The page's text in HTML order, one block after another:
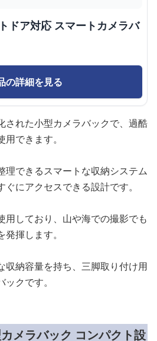
ドア対応 スマートカメラバ
の詳細を見る
された小型カメラバックで、過酷
できます。
理できるスマートな収納システム
にアクセスできる設計です。
用しており、山や海での撮影でも
揮します。
収納容量を持ち、三脚取り付け用
クです。
メラバック コンパクト設